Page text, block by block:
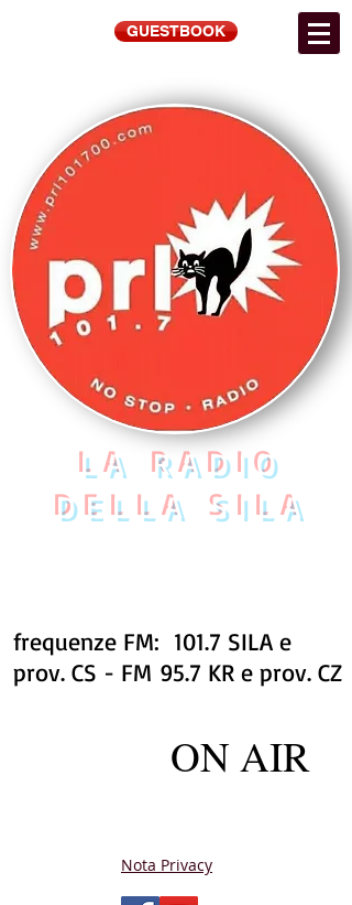
GUESTBOOK
LA RADIO
DELLA SILA
frequenze FM: 101.7 SILA e
prov. CS - FM 95.7 KR e prov. CZ
ON AIR
Nota Privacy